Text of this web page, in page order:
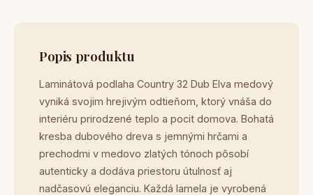
Popis produktu
Laminátová podlaha Country 32 Dub Elva medový
vyniká svojim hrejivým odtieňom, ktorý vnáša do
interiéru prirodzené teplo a pocit domova. Bohatá
kresba dubového dreva s jemnými hrčami a
prechodmi v medovo zlatých tónoch pôsobí
autenticky a dodáva priestoru útulnosť aj
nadčasovú eleganciu. Každá lamela je vyrobená